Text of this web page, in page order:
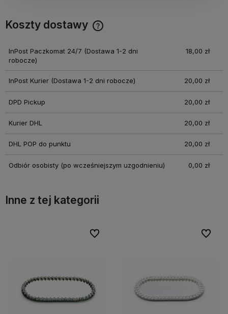
Koszty dostawy
InPost Paczkomat 24/7 (Dostawa 1-2 dni
robocze)
18,00 zł
InPost Kurier(Dostawa 1-2 dni robocze) 20,00 zł
DPD Pickup 20,00 zł
Kurier DHL 20,00 zł
DHL POP do punktu 20,00 zł
Odbiór osobisty(po wcześniejszym uzgodnieniu) 0,00 zł
Inne z tej kategorii
Do ulubionych
Do ulubionych Do
Do